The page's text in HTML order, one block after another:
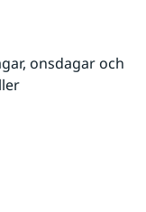
onsdagar och